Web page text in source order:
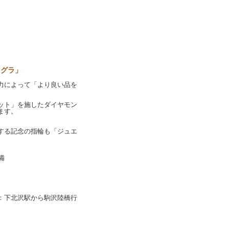
ラ」
によって「より良い品を
ト」を施したダイヤモン
。
る記念の指輪も「ジュエ
下北沢駅から駒沢陸橋行